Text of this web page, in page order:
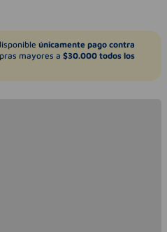
únicamente pago contra
mayores a $30.000 todos los